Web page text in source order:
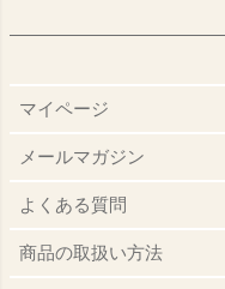
マイページ
メールマガジン
よくある質問
商品の取扱い方法